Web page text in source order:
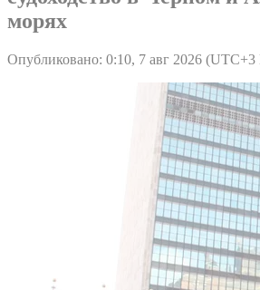
морях
Опубликовано: 0:10, 7 авг 2026